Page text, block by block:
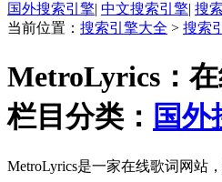
国外搜索引擎| 中文搜索引擎| 搜
当前位置： 搜索引擎大全 > 搜索
MetroLyrics：
栏目分类： 国外
MetroLyrics是一家在线歌词网站